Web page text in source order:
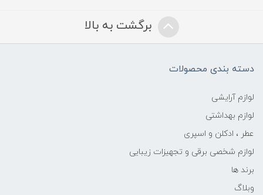
برگشت به بالا
دسته بندی محصولات
لوازم آرایشی
لوازم بهداشتی
عطر ، ادکلن و اسپری
لوازم شخصی برقی و تجهیزات زیبایی
برند ها
وبلاگ